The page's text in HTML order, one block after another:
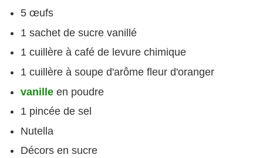
5 œufs
1 sachet de sucre vanillé
1 cuillère à café de levure chimique
1 cuillère à soupe d'arôme fleur d'oranger
vanilleen poudre
1 pincée de sel
Nutella
Décors en sucre